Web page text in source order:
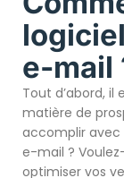
e-mail
Tout d’abord,
matière de
accomplir avec
e-mail ?
optimiser vos